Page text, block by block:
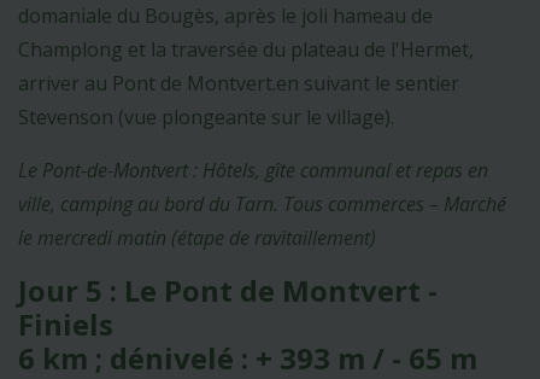
domaniale du Bougès, après le joli hameau de
Champlong et la traversée du plateau de l'Hermet,
arriver au Pont de Montvert.en suivant le sentier
Stevenson (vue plongeante sur le village).
Le Pont-de-Montvert : Hôtels, gîte communal et repas en
ville, camping au bord du Tarn. Tous commerces – Marché
le mercredi matin (étape de ravitaillement)
Jour 5 : Le Pont de Montvert -
Finiels
6 km ; dénivelé : + 393 m / - 65 m